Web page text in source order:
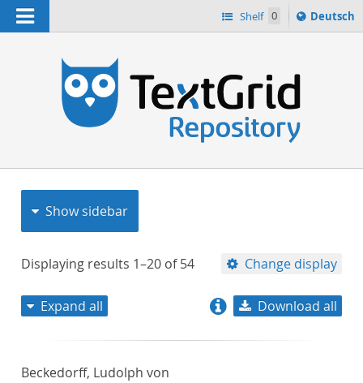
Navigation Shelf 0
Sprache
ï¿½ndern
Deutsch
Show sidebar
Displaying results 1–20 of54 Change display
Expand all Download all
Beckedorff, Ludolph von